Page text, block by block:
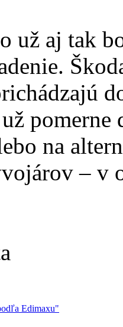
už aj tak
na
– v
Edimaxu"